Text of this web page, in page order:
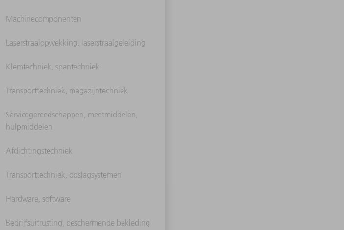
Machinecomponenten
Laserstraalopwekking, laserstraalgeleiding
Klemtechniek, spantechniek
Transporttechniek, magazijntechniek
Servicegereedschappen, meetmiddelen,
hulpmiddelen
Afdichtingstechniek
Transporttechniek, opslagsystemen
Hardware, software
Bedrijfsuitrusting, beschermende bekleding